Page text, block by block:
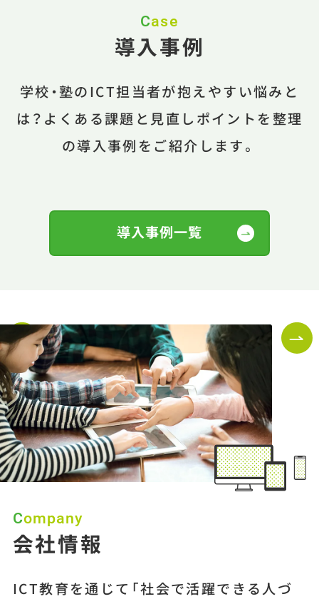
Case
導入事例
学校・塾のICT担当者が抱えやすい悩みと
は？よくある課題と見直しポイントを整理
の導入事例をご紹介します。
導入事例一覧
Company
会社情報
ICT教育を通じて「社会で活躍できる人づ